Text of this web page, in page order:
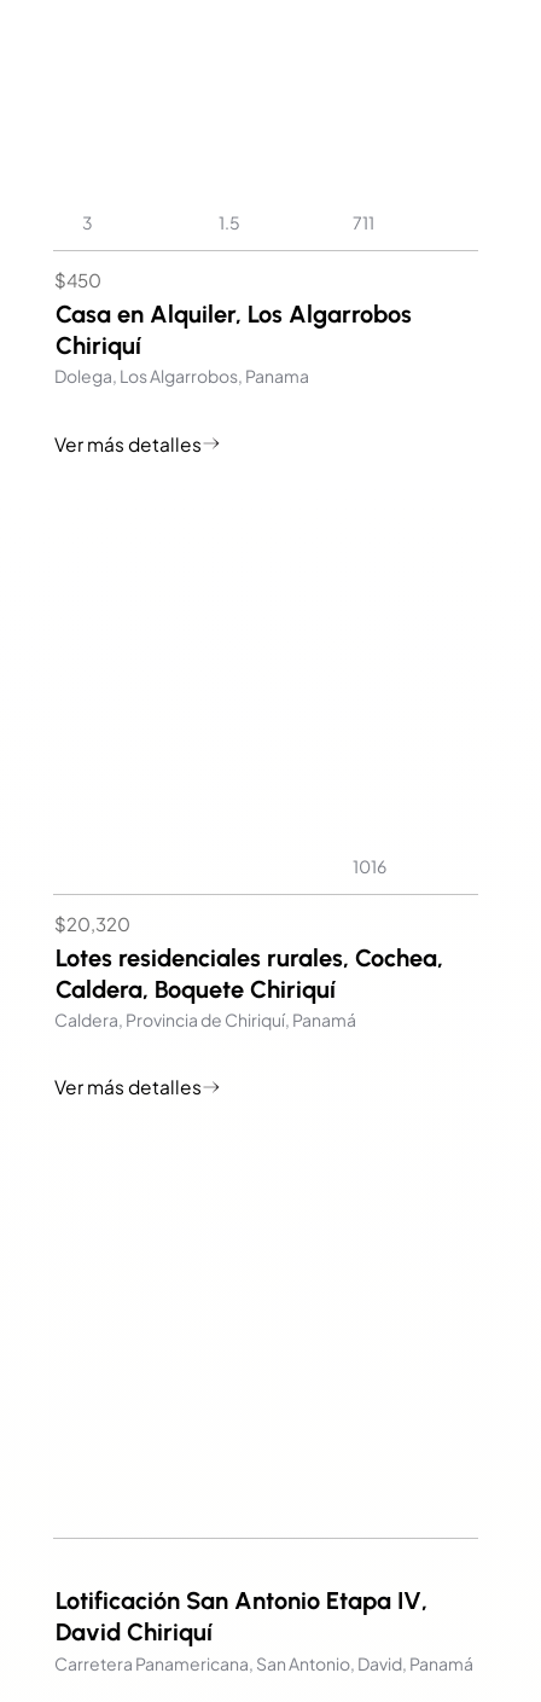
3 1.5 711
$450
Casa en Alquiler, Los Algarrobos
Chiriquí
Dolega, Los Algarrobos, Panama
1016
$20,320
Lotes residenciales rurales, Cochea,
Caldera, Boquete Chiriquí
Caldera, Provincia de Chiriquí, Panamá
Lotificación San Antonio Etapa IV,
David Chiriquí
Carretera Panamericana, San Antonio, David, Panamá